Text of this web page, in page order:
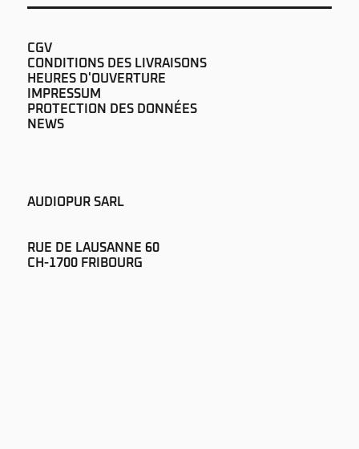
CGV
CONDITIONS DES LIVRAISONS
HEURES D'OUVERTURE
IMPRESSUM
PROTECTION DES DONNÉES
NEWS
AUDIOPUR SARL
RUE DE LAUSANNE 60
CH-1700 FRIBOURG